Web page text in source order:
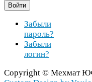
Войти
Забыли
пароль?
Забыли
логин?
Copy­right © Мехмат